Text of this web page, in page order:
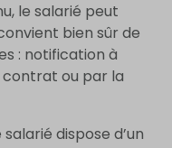
le salarié peut
bien sûr de
: notification à
contrat ou par la
dispose d’un